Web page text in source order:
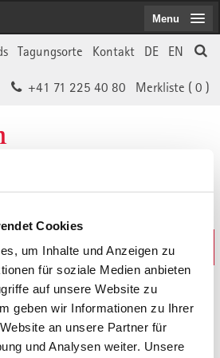
Cookies
um Inhalte und Anzeigen zu
für soziale Medien anbieten
auf unsere Website zu
geben wir Informationen zu Ihrer
an unsere Partner für
und Analysen weiter. Unsere
EN
DE
Kontakt
Tagungsorte
Merkliste ( 0 )
+41 71 225 40 80
Weiterbildungs-Suche
In 30 Sekunden das Passende finden
Menu
gesuchte Inhalt ist